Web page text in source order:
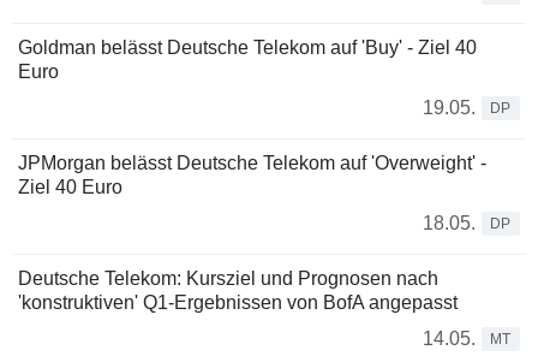
Goldman belässt Deutsche Telekom auf 'Buy' - Ziel 40
Euro
19.05.
DP
JPMorgan belässt Deutsche Telekom auf 'Overweight' -
Ziel 40 Euro
18.05.
DP
Deutsche Telekom: Kursziel und Prognosen nach
'konstruktiven' Q1-Ergebnissen von BofA angepasst
14.05.
MT